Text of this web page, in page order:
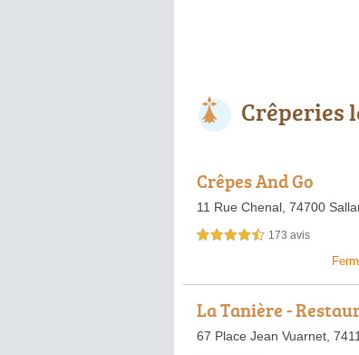
Crêperies
Crêpes And Go
11 Rue Chenal, 74700
4,5 étoiles sur 5 173 avis
La Tanière -
a
67 Place Jean Vuarnet,